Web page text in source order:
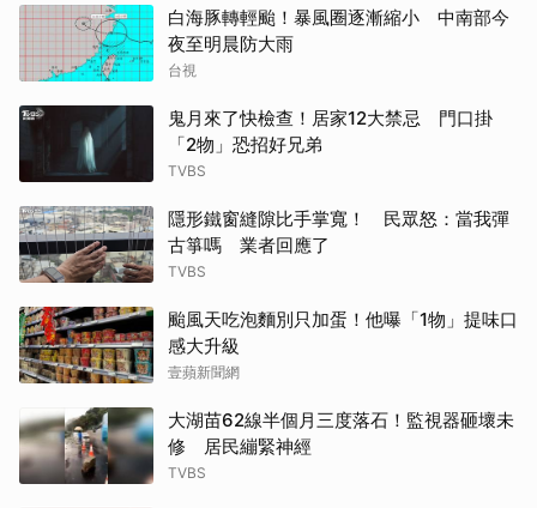
白海豚轉輕颱！暴風圈逐漸縮小 中南部今
夜至明晨防大雨
台視
鬼月來了快檢查！居家12大禁忌 門口掛
「2物」恐招好兄弟
TVBS
隱形鐵窗縫隙比手掌寬！ 民眾怒：當我彈
古箏嗎 業者回應了
TVBS
颱風天吃泡麵別只加蛋！他曝「1物」提味口
感大升級
壹蘋新聞網
大湖苗62線半個月三度落石！監視器砸壞未
修 居民繃緊神經
TVBS